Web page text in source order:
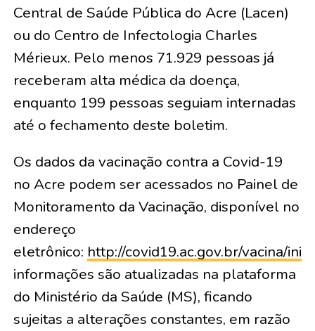
Central de Saúde Pública do Acre (Lacen)
ou do Centro de Infectologia Charles
Mérieux. Pelo menos 71.929 pessoas já
receberam alta médica da doença,
enquanto 199 pessoas seguiam internadas
até o fechamento deste boletim.
Os dados da vacinação contra a Covid-19
no Acre podem ser acessados no Painel de
Monitoramento da Vacinação, disponível no
endereço
eletrônico: http://covid19.ac.gov.br/vacina/
informações são atualizadas na plataforma
do Ministério da Saúde (MS), ficando
sujeitas a alterações constantes, em razão